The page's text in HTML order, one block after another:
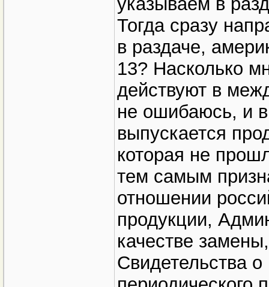
Тогда сразу
в раздаче,
13? Насколько
действуют в
не ошибаюсь, и
выпускается
которая не
тем самым
отношении
продукции,
качестве
Свидетельства о